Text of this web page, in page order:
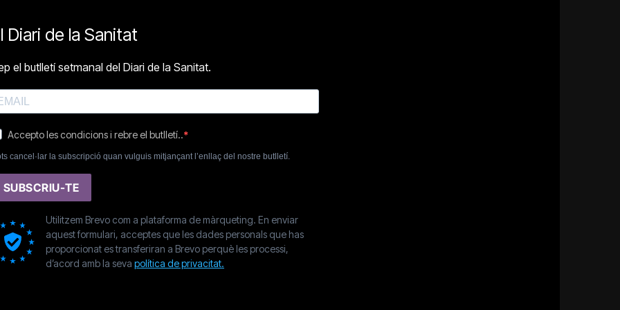
Diari de la Sanitat
el butlletí setmanal del Diari de la Sanitat.
Accepto les condicions i rebre el butlletí..
cancel·lar la subscripció quan vulguis mitjançant l’enllaç del nostre butlletí.
SUBSCRIU-TE
Utilitzem Brevo com a plataforma de màrqueting. En enviar
aquest formulari, acceptes que les dades personals que has
proporcionat es transferiran a Brevo perquè les processi,
d’acord amb la seva política de privacitat.